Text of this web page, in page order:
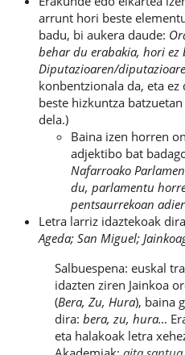
arrunt hori beste
badu, bi aukera daude:
behar du erabakia, hori ez
Diputazioaren/
konbentzionala da, eta
beste hizkuntza
dela.)
Baina izen horren
adjektibo bat
Nafarroako
du, parlamentu
pentsaurrekoan
Letra larriz idaztekoak dira
Ageda; San Miguel;
Salbuespena: euskal
idazten ziren Jainkoa
(Bera, Zu, Hura), baina
dira: bera, zu, hura…
eta halakoak letra